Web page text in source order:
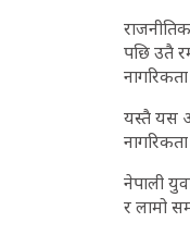
पछि उतै
यस्तै यस
नेपाली
र लामो